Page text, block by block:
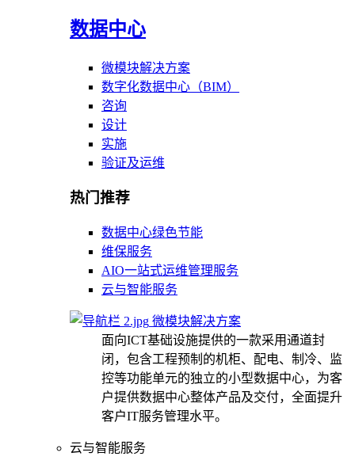
数据中心
微模块解决方案
数字化数据中心（BIM）
咨询
设计
实施
验证及运维
热门推荐
数据中心绿色节能
维保服务
AIO一站式运维管理服务
云与智能服务
微模块解决方案
面向ICT基础设施提供的一款采用通道封
闭，包含工程预制的机柜、配电、制冷、监
控等功能单元的独立的小型数据中心，为客
户提供数据中心整体产品及交付，全面提升
客户IT服务管理水平。
云与智能服务